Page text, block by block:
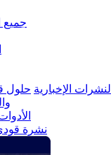
جميع
النشرات الإخبارية حلول
نشرة